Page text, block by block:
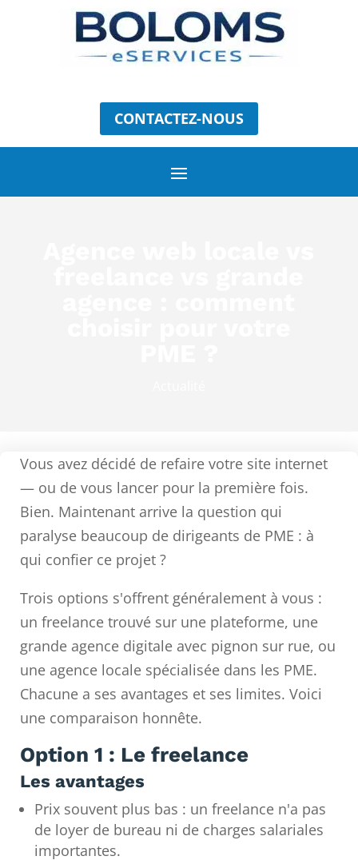
CONTACTEZ-NOUS
Vous avez décidé de refaire votre site internet
— ou de vous lancer pour la première fois.
Bien. Maintenant arrive la question qui
paralyse beaucoup de dirigeants de PME : à
qui confier ce projet ?
Trois options s'offrent généralement à vous :
un freelance trouvé sur une plateforme, une
grande agence digitale avec pignon sur rue, ou
une agence locale spécialisée dans les PME.
Chacune a ses avantages et ses limites. Voici
une comparaison honnête.
Option 1 : Le freelance
Les avantages
Prix souvent plus bas : un freelance n'a pas
de loyer de bureau ni de charges salariales
importantes.